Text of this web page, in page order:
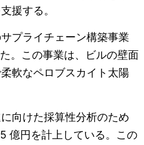
援する。
プライチェーン構築事業
。この事業は、ビルの壁面
軟なペロブスカイト太陽
向けた採算性分析のため
億円を計上している。この